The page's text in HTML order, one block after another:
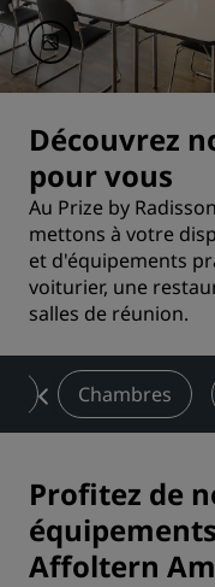
Découvrez
pour vous
Au Prize by
mettons à votre
et d'équipements
voiturier, une
salles de réunion.
Chambres
Profitez de
Affoltern